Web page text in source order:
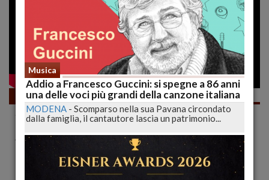
Fumetti
SPIDER-MAN L'Ultima Caccia di Kraven,
Come Suona il FUMETTO | SENZA PAROLE
ASMR #Short | lucadeejay
Musica
Addio a Francesco Guccini: si spegne a 86 anni
una delle voci più grandi della canzone italiana
MODENA - Scomparso nella sua Pavana circondato
dalla famiglia, il cantautore lascia un patrimonio...